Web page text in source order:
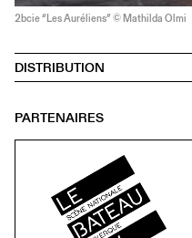
2bcie “Les Auréliens” © Mathilda Olmi
DISTRIBUTION
PARTENAIRES